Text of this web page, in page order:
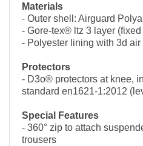
Materials
- Outer shell: Airguard
- Gore-tex® ltz 3 layer
- Polyester lining with 3d air
Protectors
- D3o® protectors at knee,
standard en1621-1:2012
Special Features
- 360° zip to attach
trousers